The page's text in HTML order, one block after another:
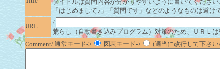
タイトルは質問内容が分かりやすいように書いてください
「はじめまして♪」「質問です」などのようなものは避け
URL
/
荒らし（自動書き込みプログラム）対策のため、ＵＲＬ
Comment/ 通常モード->
図表モード-> (適当に改行して下さ